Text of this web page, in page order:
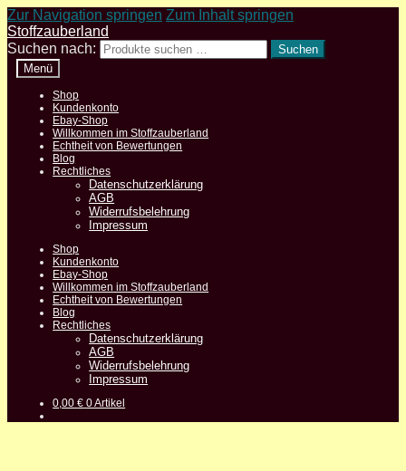
Zur Navigation springen Zum Inhalt springen
Stoffzauberland
Suchen nach:
Suchen
Menü
Shop
Kundenkonto
Ebay-Shop
Willkommen im Stoffzauberland
Echtheit von Bewertungen
Blog
Rechtliches
Datenschutzerklärung
AGB
Widerrufsbelehrung
Impressum
Shop
Kundenkonto
Ebay-Shop
Willkommen im Stoffzauberland
Echtheit von Bewertungen
Blog
Rechtliches
Datenschutzerklärung
AGB
Widerrufsbelehrung
Impressum
0,00€ 0 Artikel